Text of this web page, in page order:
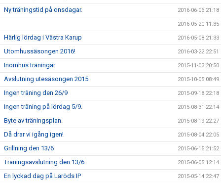
Ny träningstid på onsdagar. 2016-06-06 21:18
2016-05-20 11:35
Härlig lördag i Västra Karup 2016-05-08 21:33
Utomhussäsongen 2016! 2016-03-22 22:51
Inomhus träningar 2015-11-03 20:50
Avslutning utesäsongen 2015 2015-10-05 08:49
Ingen träning den 26/9 2015-09-18 22:18
Ingen träning på lördag 5/9. 2015-08-31 22:14
Byte av träningsplan. 2015-08-19 22:27
Då drar vi igång igen! 2015-08-04 22:05
Grillning den 13/6 2015-06-15 21:52
Träningsavslutning den 13/6 2015-06-05 12:14
En lyckad dag på Laröds IP 2015-05-14 22:47